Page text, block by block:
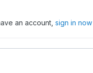
an account, sign in now